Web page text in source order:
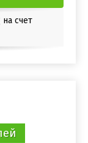
на счет